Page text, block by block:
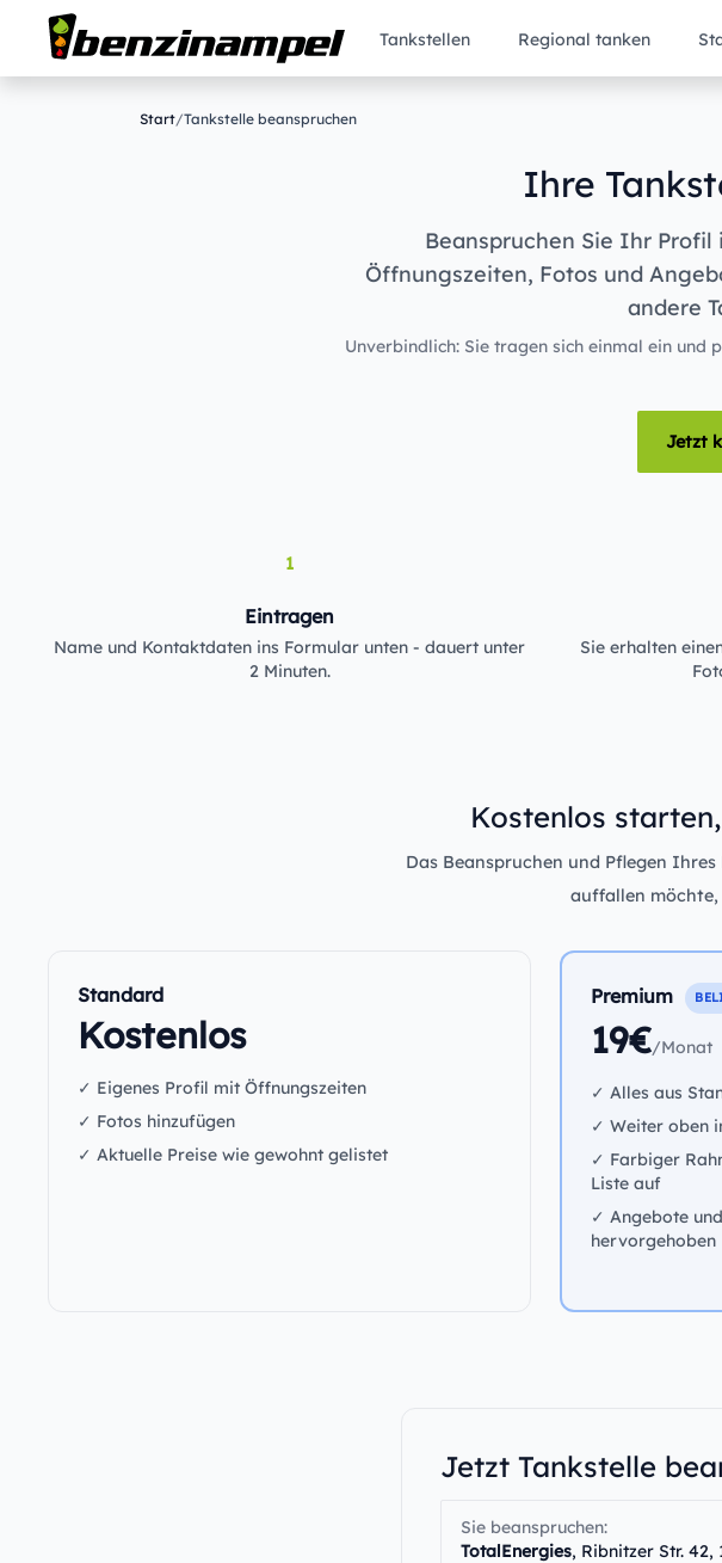
Tankstellen Regional tanken
Start/Tankstelle beanspruchen
Ihre
Beanspruchen Sie Ihr Profil
Öffnungszeiten, Fotos und
andere
Unverbindlich: Sie tragen sich einmal ein
Jetzt
1
Eintragen
Name und Kontaktdaten ins Formular unten - dauert unter
2 Minuten.
Sie erhalten
Kostenlos
Das Beanspruchen und Pflegen
auffallen möchte,
Standard
Kostenlos
✓ Eigenes Profil mit Öffnungszeiten
✓ Fotos hinzufügen
✓ Aktuelle Preise wie gewohnt gelistet
Premium
19€/Monat
✓ Alles aus
✓ Weiter oben
✓ Farbiger
Liste auf
✓ Angebote
hervorgehoben
Jetzt Tankstelle
Sie beanspruchen:
TotalEnergies, Ribnitzer Str. 42,